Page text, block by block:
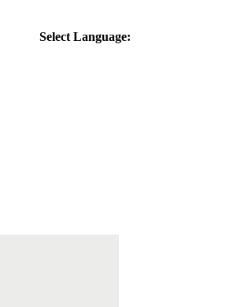
Select Language: